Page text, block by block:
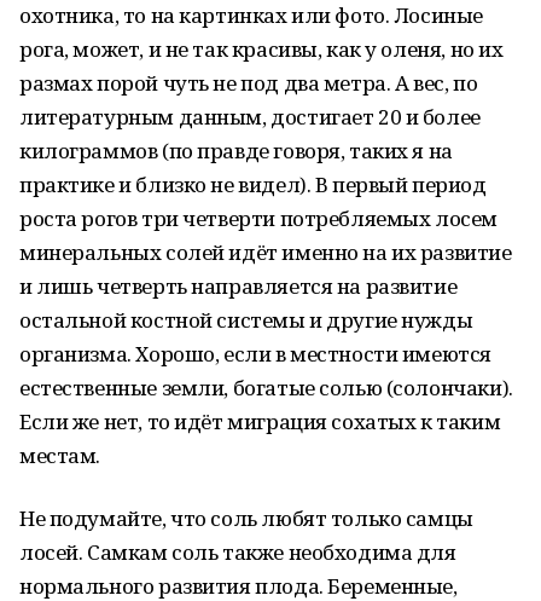
охотника, то на картинках или фото. Лосиные
рога, может, и не так красивы, как у оленя, но их
размах порой чуть не под два метра. А вес, по
литературным данным, достигает 20 и более
килограммов (по правде говоря, таких я на
практике и близко не видел). В первый период
роста рогов три четверти потребляемых лосем
минеральных солей идёт именно на их развитие
и лишь четверть направляется на развитие
остальной костной системы и другие нужды
организма. Хорошо, если в местности имеются
естественные земли, богатые солью (солончаки).
Если же нет, то идёт миграция сохатых к таким
местам.
Не подумайте, что соль любят только самцы
лосей. Самкам соль также необходима для
нормального развития плода. Беременные,